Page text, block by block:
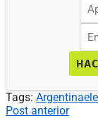
Tags: Argentina
Post anterior